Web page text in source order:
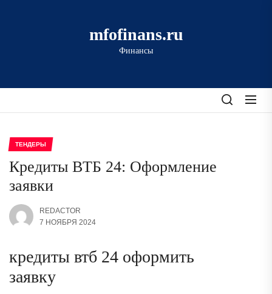
mfofinans.ru
Финансы
ТЕНДЕРЫ
Кредиты ВТБ 24: Оформление
заявки
REDACTOR
7 НОЯБРЯ 2024
кредиты втб 24 оформить
заявку